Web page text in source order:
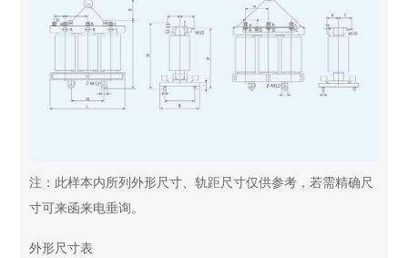
注：此样本内所列外形尺寸、轨距尺寸仅供参考，若需精确尺
寸可来函来电垂询。
外形尺寸表